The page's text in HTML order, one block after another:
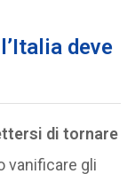
deve
di tornare
vanificare gli